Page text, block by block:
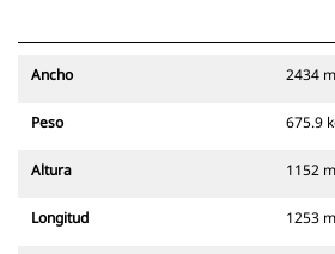
Ancho 2434
Peso 675.9
Altura 1152
Longitud 1253